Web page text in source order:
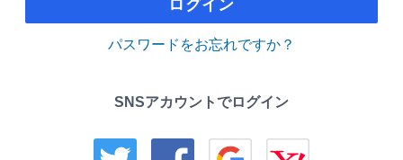
パスワードをお忘れですか？
SNSアカウントでログイン